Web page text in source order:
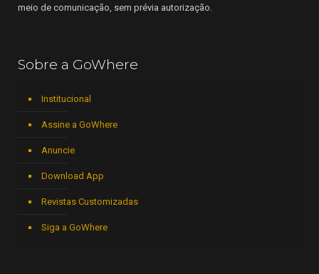
meio de comunicação, sem prévia autorização.
Sobre a GoWhere
Institucional
Assine a GoWhere
Anuncie
Download App
Revistas Customizadas
Siga a GoWhere